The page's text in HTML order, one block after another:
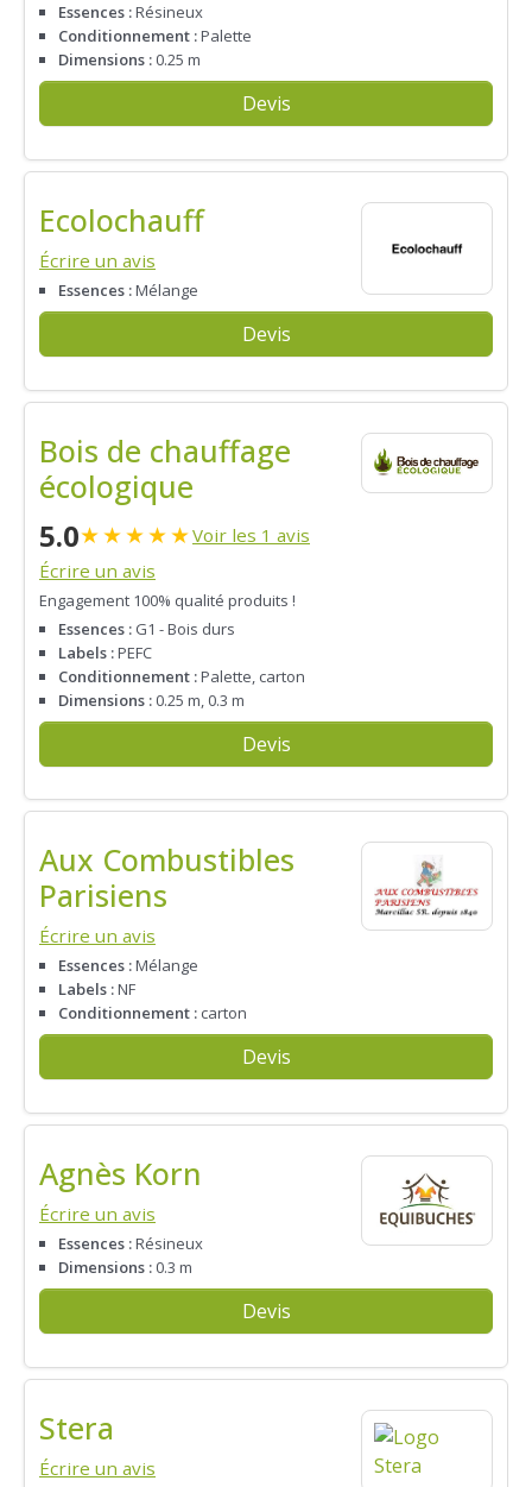
Essences :Résineux
Conditionnement :Palette
Dimensions : 0.25 m
Devis
Ecolochauff
Écrire un avis
Essences :Mélange
Devis
Bois de chauffage
écologique
5.0★★★★★Voir les 1 avis
Écrire un avis
Engagement 100% qualité produits !
Essences : G1 - Bois durs
Labels :PEFC
Conditionnement :Palette, carton
Dimensions : 0.25 m, 0.3 m
Devis
Aux Combustibles
Parisiens
Écrire un avis
Essences :Mélange
Labels :NF
Conditionnement : carton
Devis
Agnès Korn
Écrire un avis
Essences :Résineux
Dimensions : 0.3 m
Devis
Stera
Écrire un avis